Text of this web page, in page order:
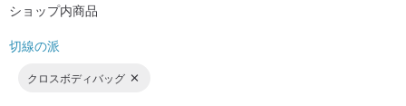
ショップ内商品
切線の派
クロスボディバッグ